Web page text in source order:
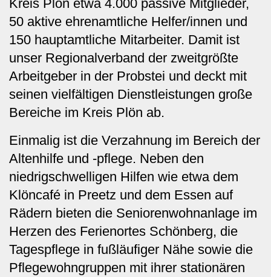
Kreis Plön etwa 4.000 passive Mitglieder,
50 aktive ehrenamtliche Helfer/innen und
150 hauptamtliche Mitarbeiter. Damit ist
unser Regionalverband der zweitgrößte
Arbeitgeber in der Probstei und deckt mit
seinen vielfältigen Dienstleistungen große
Bereiche im Kreis Plön ab.
Einmalig ist die Verzahnung im Bereich der
Altenhilfe und -pflege. Neben den
niedrigschwelligen Hilfen wie etwa dem
Klöncafé in Preetz und dem Essen auf
Rädern bieten die Seniorenwohnanlage im
Herzen des Ferienortes Schönberg, die
Tagespflege in fußläufiger Nähe sowie die
Pflegewohngruppen mit ihrer stationären